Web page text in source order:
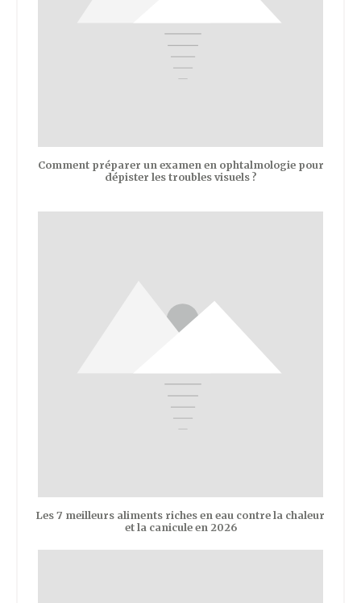
Comment préparer un examen en ophtalmologie pour
dépister les troubles visuels ?
Les 7 meilleurs aliments riches en eau contre la chaleur
et la canicule en 2026